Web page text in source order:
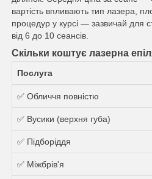
вартість впливають тип лазера,
процедур у курсі — зазвичай для
від 6 до 10 сеансів.
Скільки коштує лазерна
Послуга
✅ Обличчя повністю
✅ Вусики (верхня губа)
✅ Підборіддя
✅ Міжбрів'я